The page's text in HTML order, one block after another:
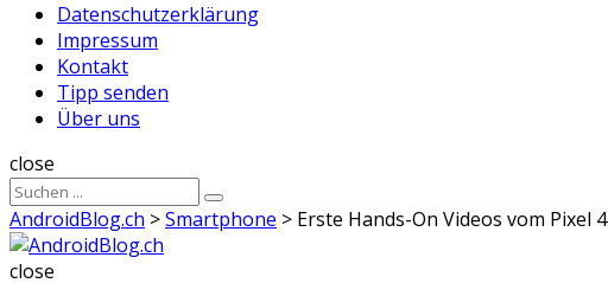
Datenschutzerklärung
Impressum
Kontakt
Tipp senden
Über uns
Suche
close
Sucheergebnisse
für
Suche
AndroidBlog.ch >Smartphone > Erste Hands-On Videos vom Pixel 4
close